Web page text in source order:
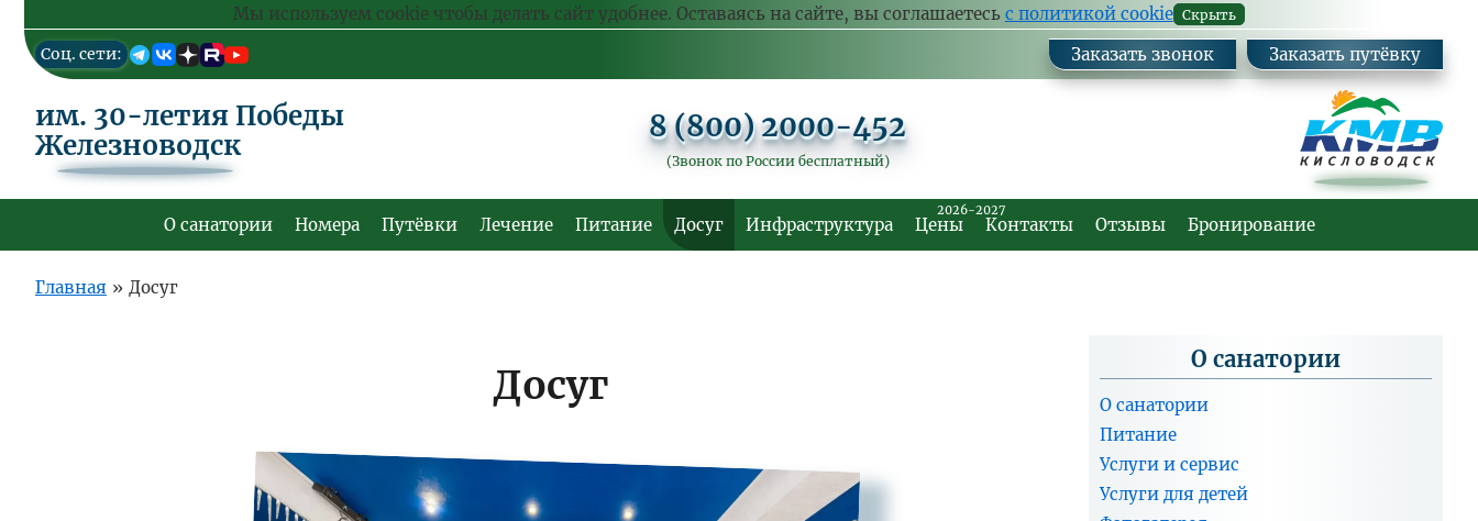
Мы используем cookie чтобы делать сайт удобнее. Оставаясь на сайте, вы соглашаетесь с политикой cookie Скрыть
Перейти
основному
Cоц. сети: Заказать звонок Заказать путёвку
им. 30-летия Победы
Железноводск
8 (800) 2000-452
(Звонок по России бесплатный)
Основная
навигация
О санатории Номера Путёвки Лечение Питание Досуг Инфраструктура Цены
2026-2027
Контакты Отзывы Бронирование
Главная » Досуг
Досуг
О санатории
О санатории
Питание
Услуги и сервис
Услуги для детей